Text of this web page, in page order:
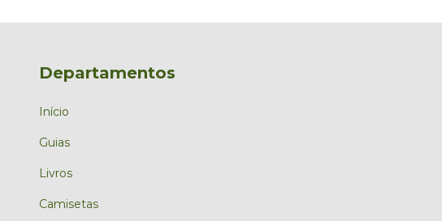
Departamentos
Início
Guias
Livros
Camisetas